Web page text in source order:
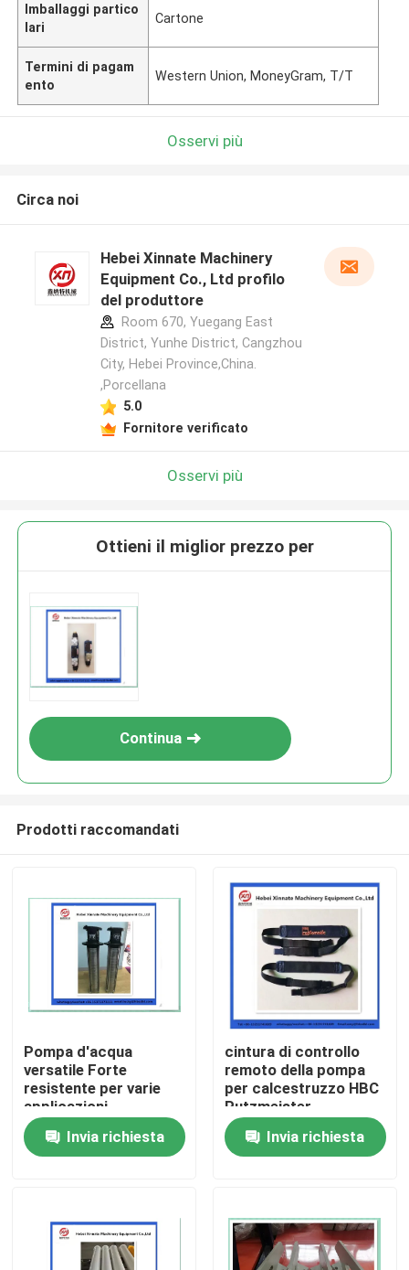
Casa
Imballaggi partico
lari
Cartone
Termini di pagam
ento
Western Union, MoneyGram, T/T
Osservi più
Circa noi
Hebei Xinnate Machinery
Equipment Co., Ltd profilo
del produttore
Room 670, Yuegang East
District, Yunhe District, Cangzhou
City, Hebei Province,China.
,Porcellana
5.0
Fornitore verificato
Osservi più
Ottieni il miglior prezzo per
Continua
Prodotti raccomandati
Pompa d'acqua
versatile Forte
resistente per varie
applicazioni
Invia richiesta
cintura di controllo
remoto della pompa
per calcestruzzo HBC
Putzmeister
Invia richiesta